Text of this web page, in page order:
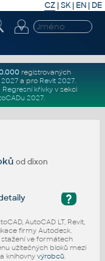
CZ | SK| EN | DE
registrovaných
a pro Revit 2027.
Regresní křivkyv sekci
2027.
od dixon
?
AutoCAD LT, Revit,
firmy Autodesk.
stažení ve formátech
užitečných bloků mezi
knihovny výrobců.